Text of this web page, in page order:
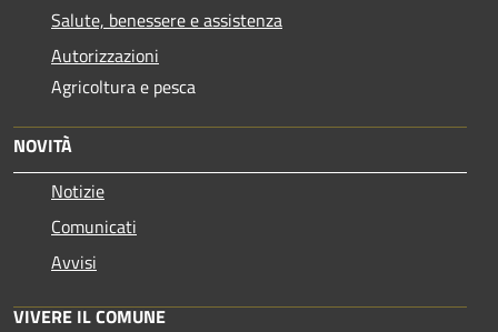
Salute, benessere e assistenza
Autorizzazioni
Agricoltura e pesca
NOVITÀ
Notizie
Comunicati
Avvisi
VIVERE IL COMUNE